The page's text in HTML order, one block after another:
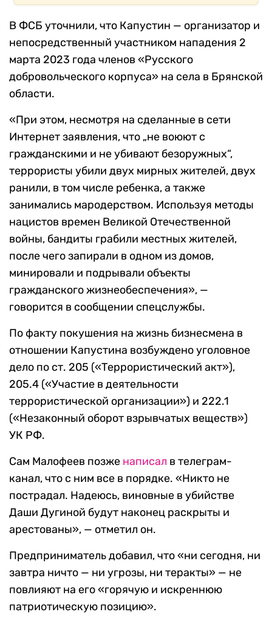
В ФСБ уточнили, что Капустин — организатор и
непосредственный участником нападения 2
марта 2023 года членов «Русского
добровольческого корпуса» на села в Брянской
области.
«При этом, несмотря на сделанные в сети
Интернет заявления, что „не воюют с
гражданскими и не убивают безоружных“,
террористы убили двух мирных жителей, двух
ранили, в том числе ребенка, а также
занимались мародерством. Используя методы
нацистов времен Великой Отечественной
войны, бандиты грабили местных жителей,
после чего запирали в одном из домов,
минировали и подрывали объекты
гражданского жизнеобеспечения», —
говорится в сообщении спецслужбы.
По факту покушения на жизнь бизнесмена в
отношении Капустина возбуждено уголовное
дело по ст. 205 («Террористический акт»),
205.4 («Участие в деятельности
террористической организации») и 222.1
(«Незаконный оборот взрывчатых веществ»)
УК РФ.
Сам Малофеев позже написал в телеграм-
канал, что с ним все в порядке. «Никто не
пострадал. Надеюсь, виновные в убийстве
Даши Дугиной будут наконец раскрыты и
арестованы», — отметил он.
Предприниматель добавил, что «ни сегодня, ни
завтра ничто — ни угрозы, ни теракты» — не
повлияют на его «горячую и искреннюю
патриотическую позицию».